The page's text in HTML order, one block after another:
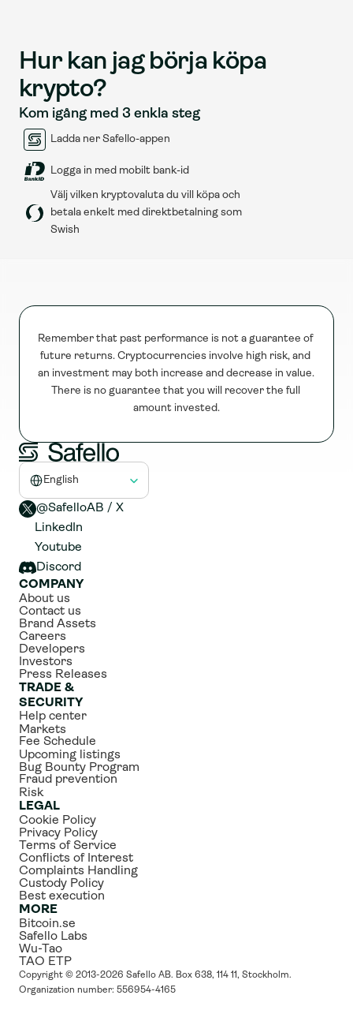
Hur kan jag börja köpa
krypto?
Kom igång med 3 enkla steg
Ladda ner Safello-appen
Logga in med mobilt bank-id
Välj vilken kryptovaluta du vill köpa och
betala enkelt med direktbetalning som
Swish
Remember that past performance is not a guarantee of
future returns. Cryptocurrencies involve high risk, and
an investment may both increase and decrease in value.
There is no guarantee that you will recover the full
amount invested.
Select Language
English
@SafelloAB / X
LinkedIn
Youtube
Discord
COMPANY
About us
Contact us
Brand Assets
Careers
Developers
Investors
Press Releases
TRADE &
SECURITY
Help center
Markets
Fee Schedule
Upcoming listings
Bug Bounty Program
Fraud prevention
Risk
LEGAL
Cookie Policy
Privacy Policy
Terms of Service
Conflicts of Interest
Complaints Handling
Custody Policy
Best execution
MORE
Bitcoin.se
Safello Labs
Wu-Tao
TAO ETP
Copyright © 2013-2026 Safello AB. Box 638, 114 11, Stockholm.
Organization number: 556954-4165